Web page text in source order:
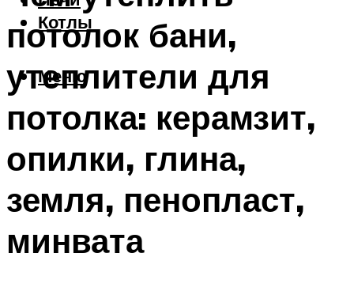
Котлы
Меню
потолок бани,
утеплители для
потолка: керамзит,
опилки, глина,
земля, пенопласт,
минвата